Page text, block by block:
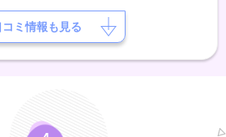
各氏に師事。現在は宮崎に在住し、2人の子
にピアノを楽しんでいる♪
コミ情報も見る